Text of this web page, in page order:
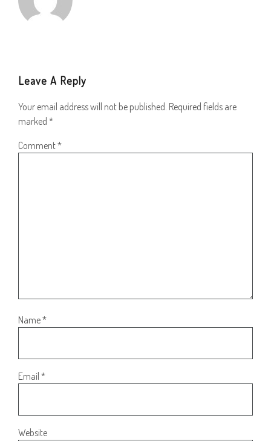
Leave A Reply
Your email address will not be published. Required fields are
marked *
Comment*
Name*
Email *
Website